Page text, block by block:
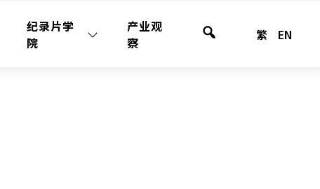
纪录片学
院
产业观
察
站
繁 EN